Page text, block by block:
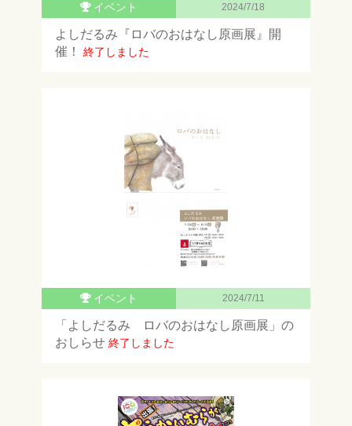
イベント 2024/7/18
よしだるみ『ロバのおはなし原画展』開
催！
終了しました
イベント 2024/7/11
「よしだるみ ロバのおはなし原画展」の
おしらせ 終了しました